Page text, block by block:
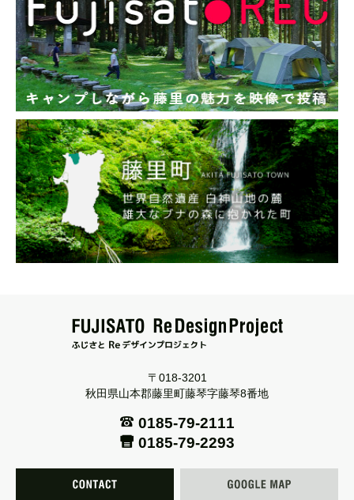
〒018-3201
秋田県山本郡藤里町藤琴字藤琴8番地
0185-79-2111
0185-79-2293